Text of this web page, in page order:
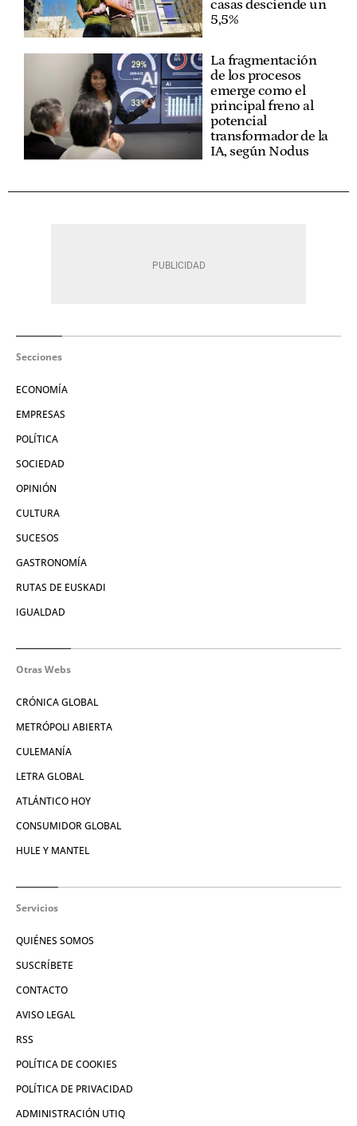
casas desciende un
5,5%
La fragmentación
de los procesos
emerge como el
principal freno al
potencial
transformador de la
IA, según Nodus
Secciones
ECONOMÍA
EMPRESAS
POLÍTICA
SOCIEDAD
OPINIÓN
CULTURA
SUCESOS
GASTRONOMÍA
RUTAS DE EUSKADI
IGUALDAD
Otras Webs
CRÓNICA GLOBAL
METRÓPOLI ABIERTA
CULEMANÍA
LETRA GLOBAL
ATLÁNTICO HOY
CONSUMIDOR GLOBAL
HULE Y MANTEL
Servicios
QUIÉNES SOMOS
SUSCRÍBETE
CONTACTO
AVISO LEGAL
RSS
POLÍTICA DE COOKIES
POLÍTICA DE PRIVACIDAD
ADMINISTRACIÓN UTIQ